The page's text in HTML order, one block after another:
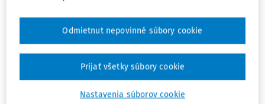
§ 13
Zrušený od 1.4.1964
§ 14
Nastavenia súborov cookie
Odmietnut nepovinné súbory cookie
Prijať všetky súbory cookie